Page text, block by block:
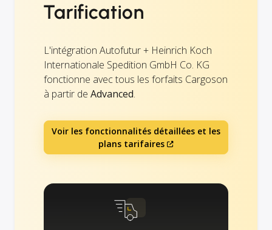
Tarification
L'intégration Autofutur + Heinrich Koch
Internationale Spedition GmbH Co. KG
fonctionne avec tous les forfaits Cargoson
à partir de Advanced.
Voir les fonctionnalités détaillées et les
plans tarifaires